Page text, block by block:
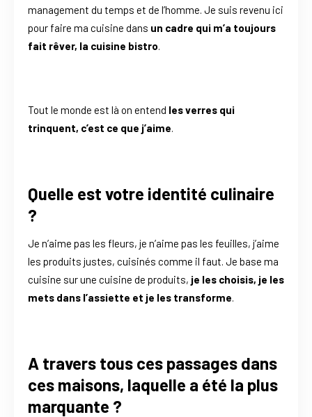
management du temps et de l’homme. Je suis revenu ici
pour faire ma cuisine dans un cadre qui m’a toujours
fait rêver, la cuisine bistro.
Tout le monde est là on entend les verres qui
trinquent, c’est ce que j’aime.
Quelle est votre identité culinaire
?
Je n’aime pas les fleurs, je n’aime pas les feuilles, j’aime
les produits justes, cuisinés comme il faut. Je base ma
cuisine sur une cuisine de produits, je les choisis, je les
mets dans l’assiette et je les transforme.
A travers tous ces passages dans
ces maisons, laquelle a été la plus
marquante ?